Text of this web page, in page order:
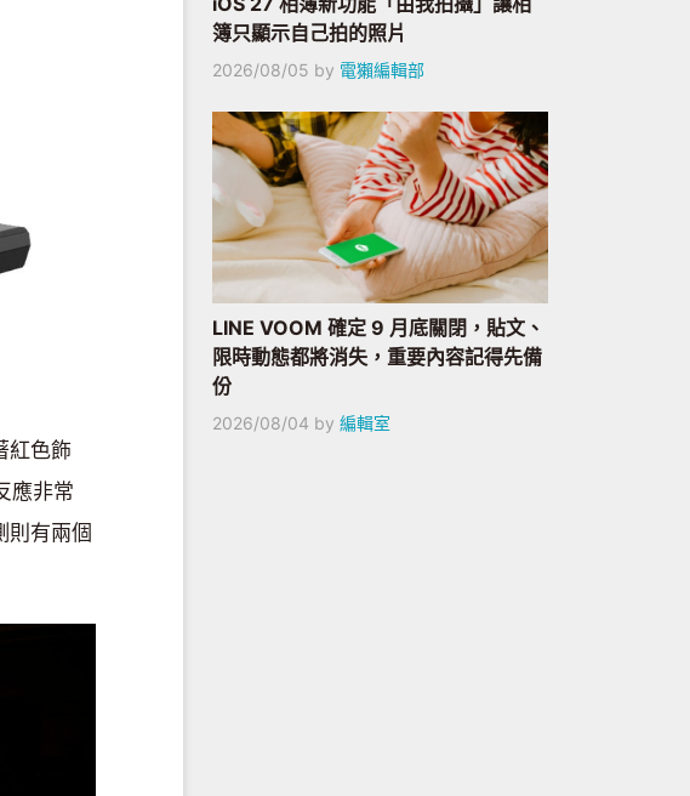
紅色飾
應非常
則有兩個
簿只顯示自己拍的照片
2026/08/05 by 電獺編輯部
LINE VOOM 確定 9 月底關閉，貼文、
限時動態都將消失，重要內容記得先備
份
2026/08/04 by 編輯室